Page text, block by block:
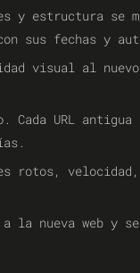
y estructura se
sus fechas y
visual al
Cada URL
rotos,
la nueva web y